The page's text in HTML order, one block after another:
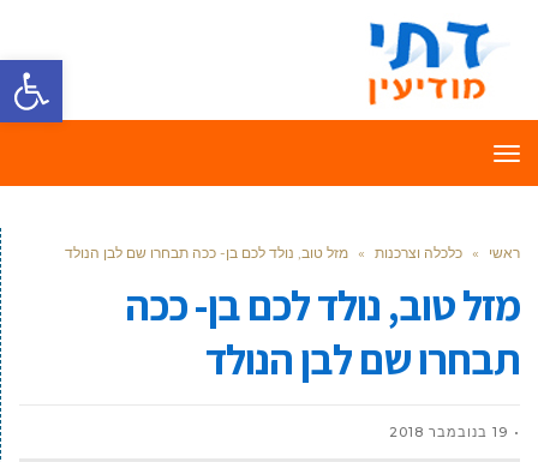
פתח
תפריט
ראשי » כלכלה וצרכנות » מזל טוב, נולד לכם בן- ככה תבחרו שם לבן הנולד
מזל טוב, נולד לכם בן- ככה
תבחרו שם לבן הנולד
19 בנובמבר 2018